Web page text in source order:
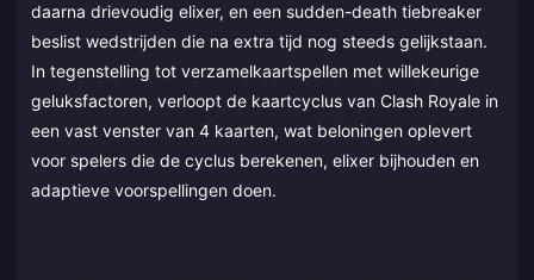
daarna drievoudig elixer, en een sudden-death tiebreaker
beslist wedstrijden die na extra tijd nog steeds gelijkstaan.
In tegenstelling tot verzamelkaartspellen met willekeurige
geluksfactoren, verloopt de kaartcyclus van Clash Royale in
een vast venster van 4 kaarten, wat beloningen oplevert
voor spelers die de cyclus berekenen, elixer bijhouden en
adaptieve voorspellingen doen.